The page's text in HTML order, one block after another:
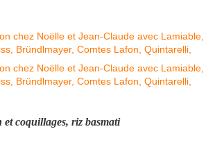
coquillages, riz basmati